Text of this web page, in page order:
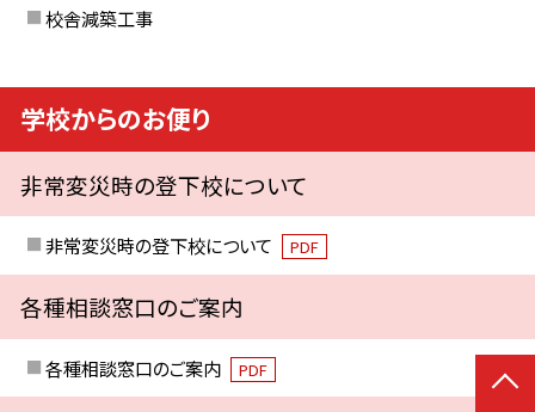
校舎減築工事
学校からのお便り
非常変災時の登下校について
非常変災時の登下校について PDF
各種相談窓口のご案内
各種相談窓口のご案内 PDF